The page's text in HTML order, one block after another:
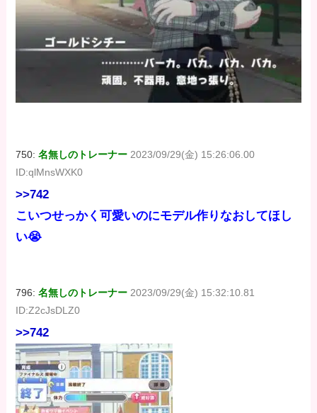
750:名無しのトレーナー 2023/09/29(金) 15:26:06.00
ID:qlMnsWXK0
>>742
こいつせっかく可愛いのにモデル作りなおしてほし
い😭
796:名無しのトレーナー 2023/09/29(金) 15:32:10.81
ID:Z2cJsDLZ0
>>742